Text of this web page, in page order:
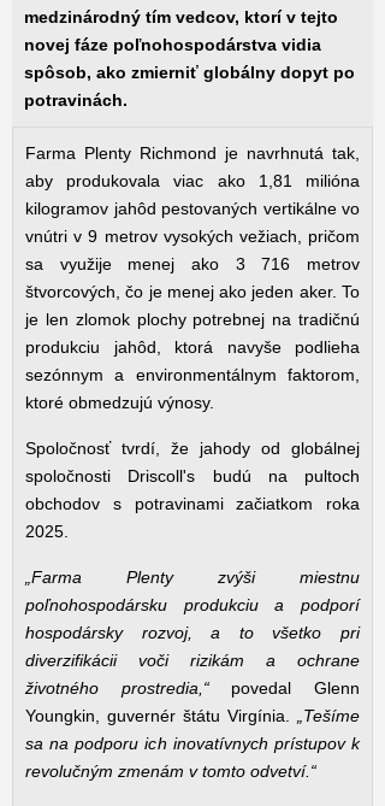
medzinárodný tím vedcov, ktorí v tejto
novej fáze poľnohospodárstva vidia
spôsob, ako zmierniť globálny dopyt po
potravinách.
Farma Plenty Richmond je navrhnutá tak,
aby produkovala viac ako 1,81 milióna
kilogramov jahôd pestovaných vertikálne vo
vnútri v 9 metrov vysokých vežiach, pričom
sa využije menej ako 3 716 metrov
štvorcových, čo je menej ako jeden aker. To
je len zlomok plochy potrebnej na tradičnú
produkciu jahôd, ktorá navyše podlieha
sezónnym a environmentálnym faktorom,
ktoré obmedzujú výnosy.
Spoločnosť tvrdí, že jahody od globálnej
spoločnosti Driscoll's budú na pultoch
obchodov s potravinami začiatkom roka
2025.
„Farma Plenty zvýši miestnu
poľnohospodársku produkciu a podporí
hospodársky rozvoj, a to všetko pri
diverzifikácii voči rizikám a ochrane
životného prostredia,“povedal Glenn
Youngkin, guvernér štátu Virgínia.
„Tešíme
sa na podporu ich inovatívnych prístupov k
revolučným zmenám v tomto odvetví.“